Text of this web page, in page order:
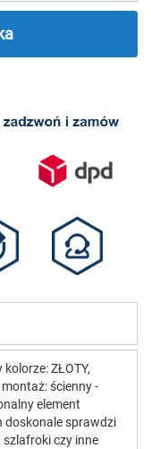
ZŁOTY,
ścienny -
element
doskonale sprawdzi
szlafroki czy inne